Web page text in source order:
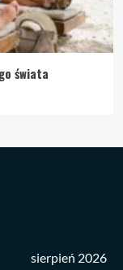
świata
sierpień 2026